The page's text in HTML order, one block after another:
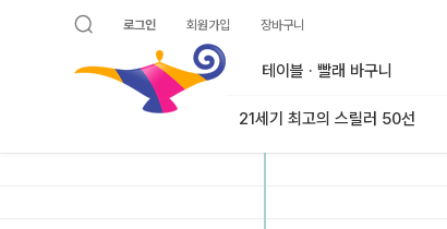
로그인 회원가입 장바구니
테이블 · 빨래 바구니
21세기 최고의 스릴러 50선